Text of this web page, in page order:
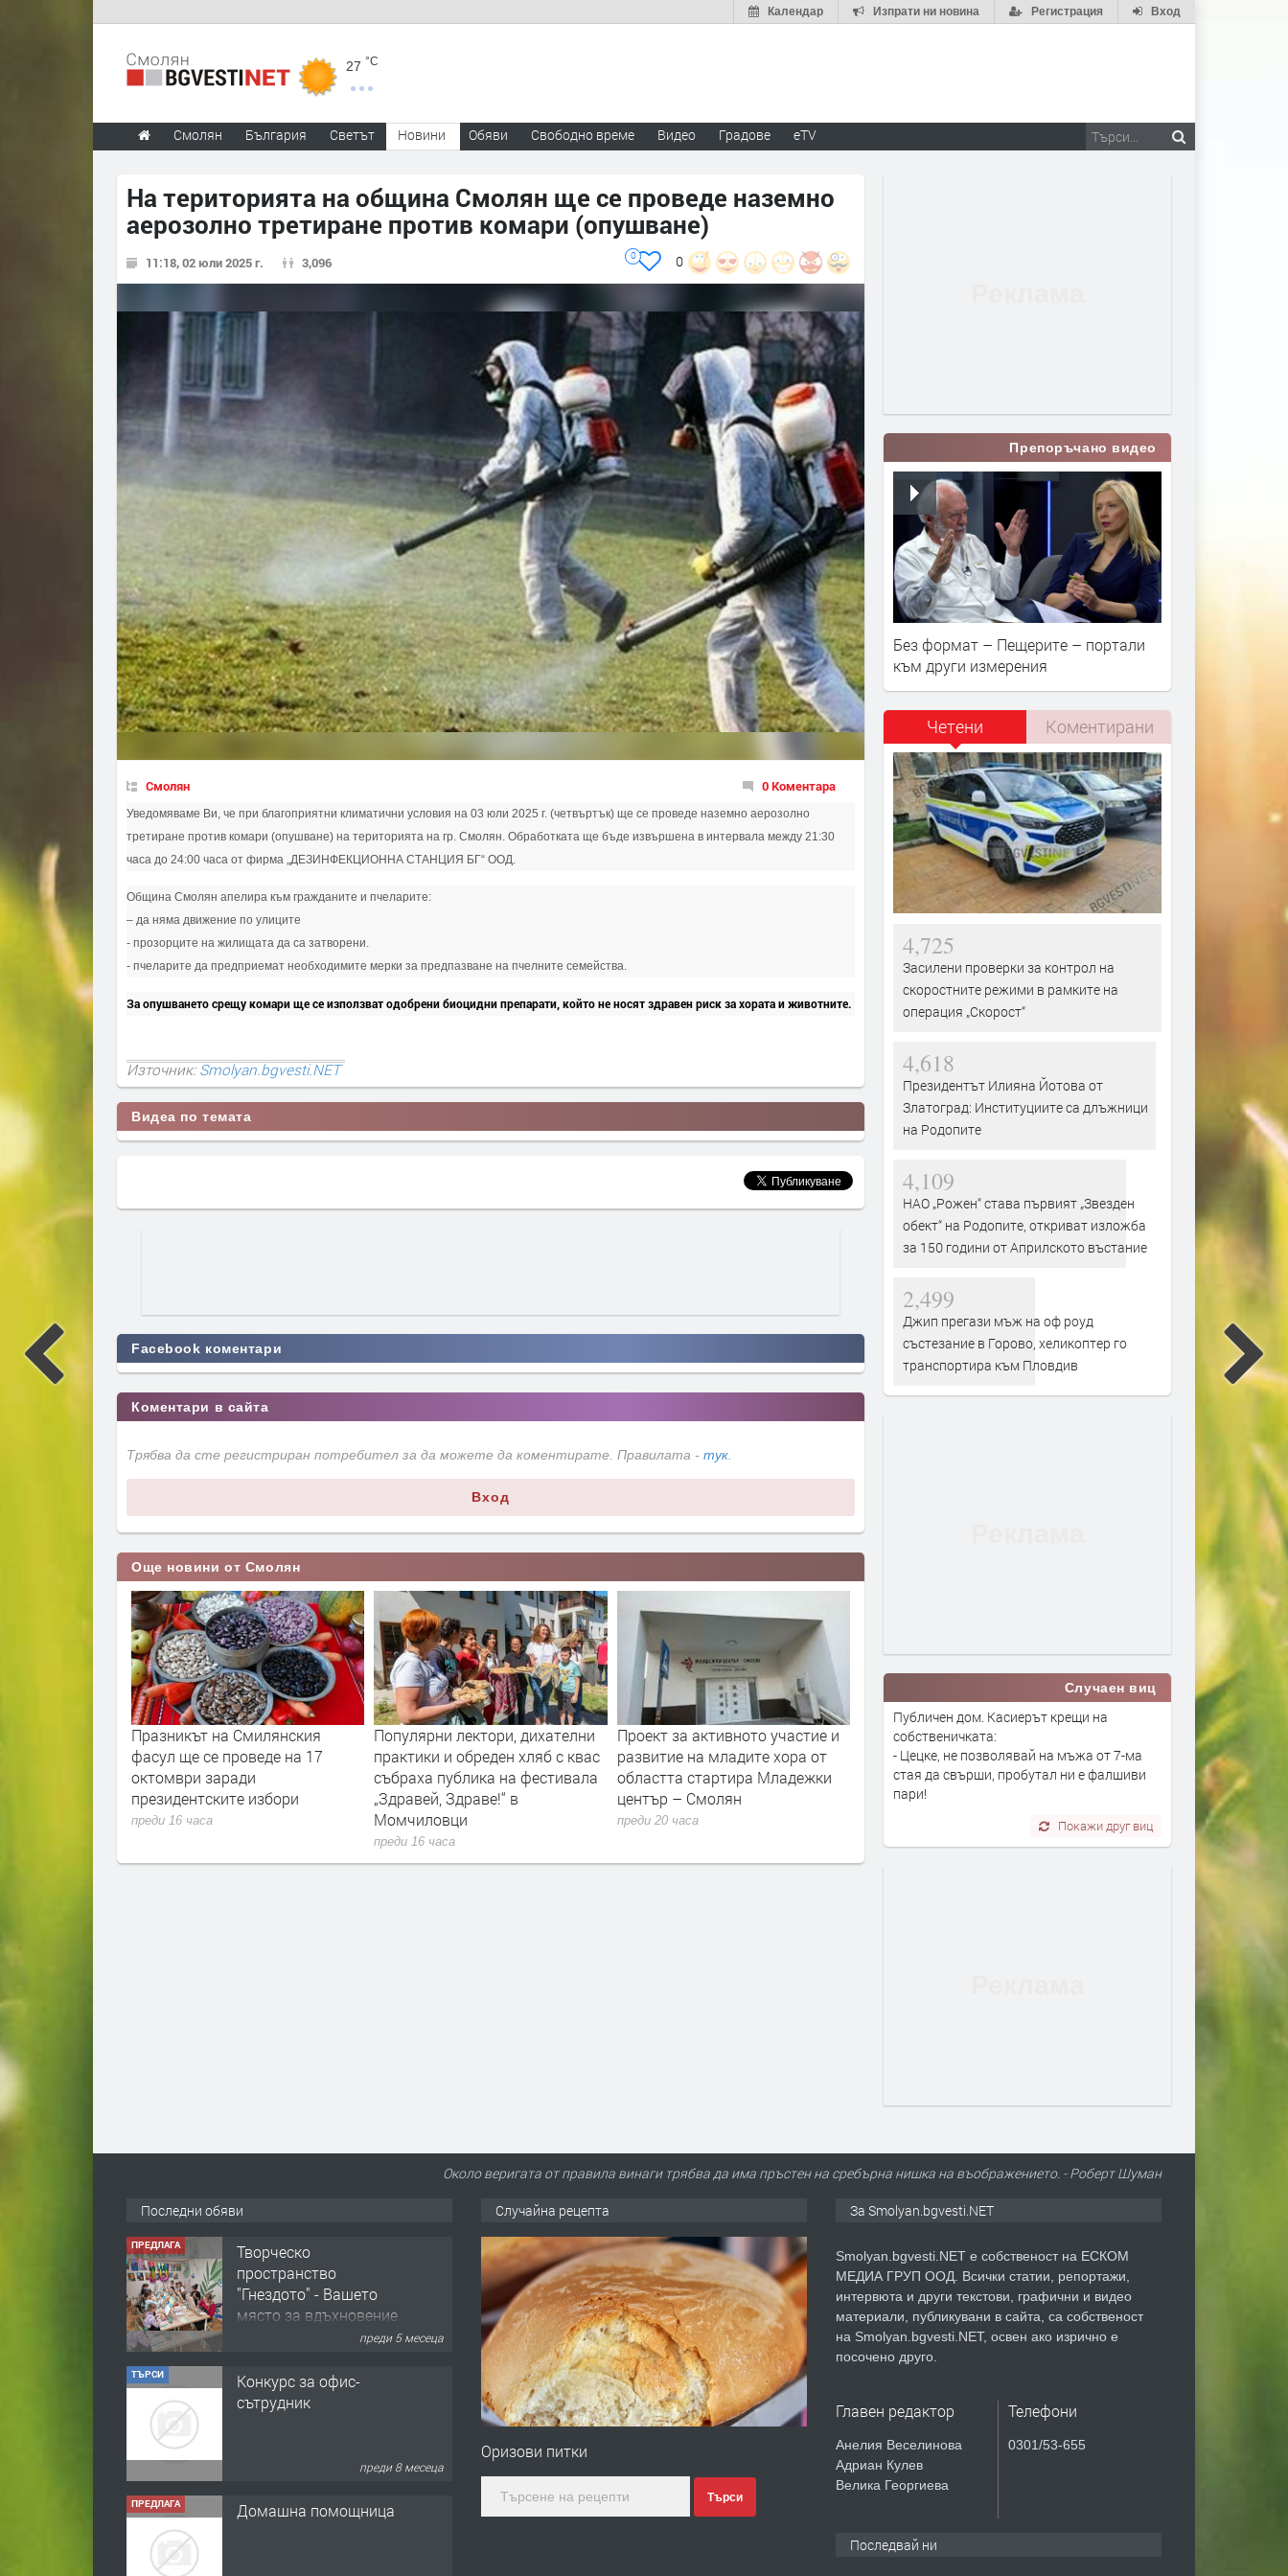
Вход
Регистрация
Изпрати ни новина
Календар
27 °C
Смолян България Светът Новини Обяви Свободно време Видео Градове eTV
На територията на община Смолян ще се проведе наземно
аерозолно третиране против комари (опушване)
11:18, 02 юли 2025 г. 3,096 0
0
Смолян 0 Коментара
Уведомяваме Ви, че при благоприятни климатични условия на 03 юли 2025 г. (четвъртък) ще се проведе наземно аерозолно
третиране против комари (опушване) на територията на гр. Смолян. Обработката ще бъде извършена в интервала между 21:30
часа до 24:00 часа от фирма „ДЕЗИНФЕКЦИОННА СТАНЦИЯ БГ“ ООД.
Община Смолян апелира към гражданите и пчеларите:
– да няма движение по улиците
- прозорците на жилищата да са затворени.
- пчеларите да предприемат необходимите мерки за предпазване на пчелните семейства.
За опушването срещу комари ще се използват одобрени биоцидни препарати, който не носят здравен риск за хората и животните.
Източник:Smolyan.bgvesti.NET
Видеа по темата
Facebook коментари
Коментари в сайта
Трябва да сте регистриран потребител за да можете да коментирате. Правилата - тук.
Вход
Още новини от Смолян
Празникът на Смилянския
фасул ще се проведе на 17
октомври заради
президентските избори
преди 16 часа
Популярни лектори, дихателни
практики и обреден хляб с квас
събраха публика на фестивала
„Здравей, Здраве!“ в
Момчиловци
преди 16 часа
Проект за активното участие и
развитие на младите хора от
областта стартира Младежки
център – Смолян
преди 20 часа
Близо 20 села в Арденското
корито пред транспортен хаос,
заради ремонт на мост
преди 21 часа
Смолян става столица на
плажния волейбол: Най-
състезатели се събират
преди 21 часа
Препоръчано видео
Без формат – Пещерите – портали
към други измерения
Четени Коментирани
4,725
Засилени проверки за контрол на
скоростните режими в рамките на
операция „Скорост“
4,618
Президентът Илияна Йотова от
Златоград: Институциите са длъжници
на Родопите
4,109
НАО „Рожен“ става първият „Звезден
обект“ на Родопите, откриват изложба
за 150 години от Априлското въстание
2,499
Джип прегази мъж на оф роуд
състезание в Горово, хеликоптер го
транспортира към Пловдив
Случаен виц
Публичен дом. Касиерът крещи на
собственичката:
- Цецке, не позволявай на мъжа от 7-ма
стая да свърши, пробутал ни е фалшиви
пари!
Покажи друг виц
Около веригата от правила винаги трябва да има пръстен на сребърна нишка на въображението. - Роберт Шуман
Последни обяви
ПРЕДЛАГА
Творческо
пространство
"Гнездото" - Вашето
място за вдъхновение
преди 5 месеца
ТЪРСИ
Конкурс за офис-
сътрудник
преди 8 месеца
ПРЕДЛАГА Домашна помощница
Случайна рецепта
Оризови питки
Търси
За Smolyan.bgvesti.NET
Smolyan.bgvesti.NET е собственост на ЕСКОМ
МЕДИА ГРУП ООД. Всички статии, репортажи,
интервюта и други текстови, графични и видео
материали, публикувани в сайта, са собственост
на Smolyan.bgvesti.NET, освен ако изрично е
посочено друго.
Главен редактор
Анелия Веселинова
Адриан Кулев
Велика Георгиева
Телефони
0301/53-655
Последвай ни